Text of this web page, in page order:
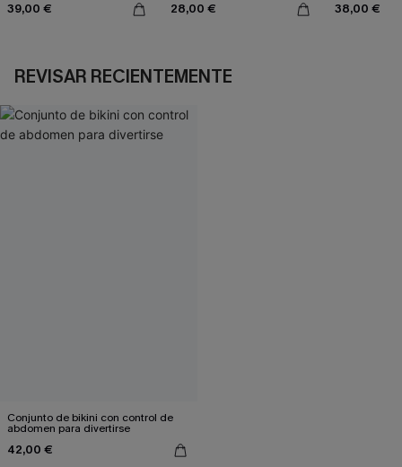
39,00 € 28,00 € 38,00 €
REVISAR RECIENTEMENTE
Conjunto de bikini con control de
abdomen para divertirse
42,00 €